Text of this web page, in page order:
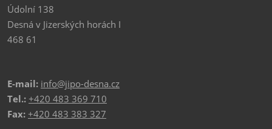
Údolní 138
Desná v Jizerských horách I
468 61
E-mail: info@jipo-desna.cz
Tel.: +420 483 369 710
Fax: +420 483 383 327